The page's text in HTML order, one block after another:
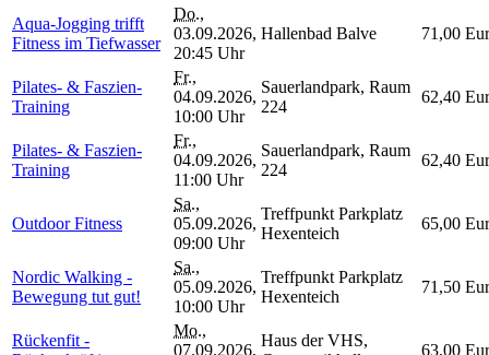
Aqua-Jogging trifft
Fitness im Tiefwasser
Do.,
03.09.2026,
20:45 Uhr
Hallenbad Balve 71,00
Pilates- & Faszien-
Training
Fr.,
04.09.2026,
10:00 Uhr
Sauerlandpark, Raum
224
62,40
Pilates- & Faszien-
Training
Fr.,
04.09.2026,
11:00 Uhr
Sauerlandpark, Raum
224
62,40
Outdoor Fitness
Sa.,
05.09.2026,
09:00 Uhr
Treffpunkt Parkplatz
Hexenteich
65,00
Nordic Walking -
Bewegung tut gut!
Sa.,
05.09.2026,
10:00 Uhr
Treffpunkt Parkplatz
Hexenteich
71,50
Rückenfit -
Mo.,
07.09.2026,
Haus der VHS,
63,00